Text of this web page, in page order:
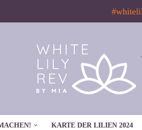
KARTE DER LILIEN 2024